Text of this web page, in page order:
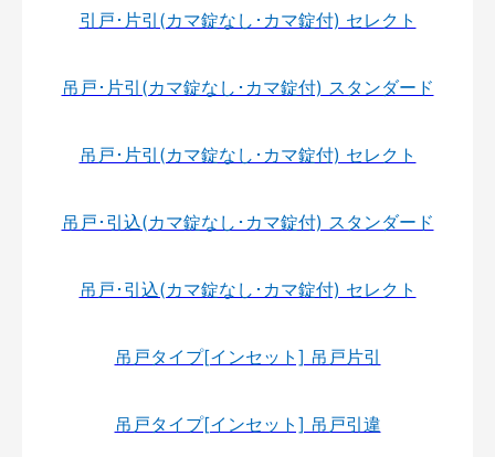
引戸･片引(カマ錠なし･カマ錠付) セレクト
吊戸･片引(カマ錠なし･カマ錠付) スタンダード
吊戸･片引(カマ錠なし･カマ錠付) セレクト
吊戸･引込(カマ錠なし･カマ錠付) スタンダード
吊戸･引込(カマ錠なし･カマ錠付) セレクト
吊戸タイプ[インセット] 吊戸片引
吊戸タイプ[インセット] 吊戸引違